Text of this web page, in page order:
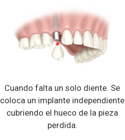
Cuando falta un solo diente. Se
coloca un implante independiente
cubriendo el hueco de la pieza
perdida.